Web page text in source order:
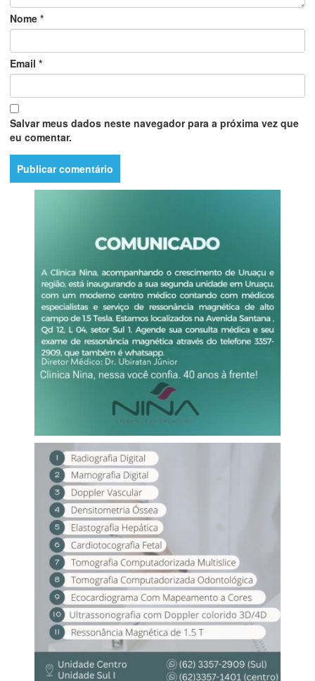
Nome *
Email *
Salvar meus dados neste navegador para a próxima vez que
eu comentar.